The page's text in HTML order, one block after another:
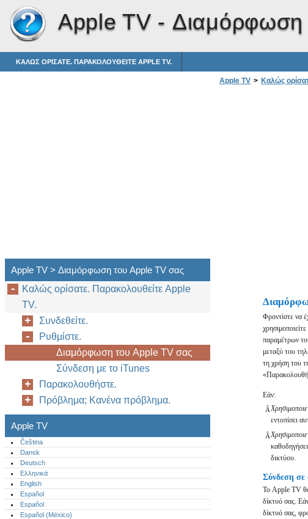
Apple TV - Διαμόρφωση
ΚΑΛΏΣ ΟΡΊΣΑΤΕ. ΠΑΡΑΚΟΛΟΥΘΕΊΤΕ APPLE TV.
Apple TV > Καλώς
Φροντίστε να
παραμέτρων
μεταξύ του
τη χρήση του
Εάν:
Â
εντοπίσει
Â
δικτύου.
Σύνδεση σε
Το Apple TV
δίκτυό σας.
δίκτυό σας,
Apple TV > Διαμόρφωση του Apple TV σας
Καλώς ορίσατε. Παρακολουθείτε Apple
TV.
Συνδεθείτε.
Ρυθμίστε.
Διαμόρφωση του Apple TV σας
Σύνδεση με το iTunes
Παρακολουθήστε.
Πρόβλημα; Κανένα πρόβλημα.
Apple TV
Čeština
Dansk
Deutsch
Ελληνικά
English
Español
Español
Español (México)‎